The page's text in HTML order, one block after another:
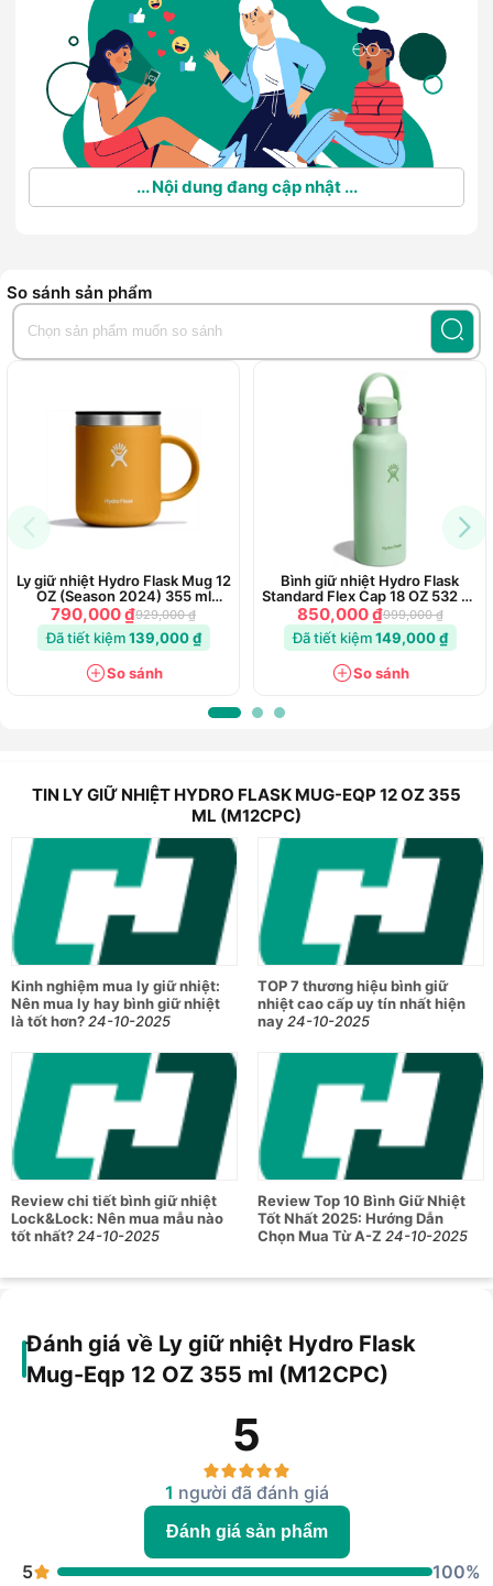
... Nội dung đang cập nhật ...
So sánh sản phẩm
Ly giữ nhiệt Hydro Flask Mug 12
OZ (Season 2024) 355 ml
(M12CP)
790,000 ₫929,000 ₫
Đã tiết kiệm139,000 ₫
So sánh
Bình giữ nhiệt Hydro Flask
Standard Flex Cap 18 OZ 532 ml
Season 2025
850,000 ₫999,000 ₫
Đã tiết kiệm149,000 ₫
So sánh
TIN LY GIỮ NHIỆT HYDRO FLASK MUG-EQP 12 OZ 355
ML (M12CPC)
Kinh nghiệm mua ly giữ nhiệt:
Nên mua ly hay bình giữ nhiệt
là tốt hơn?24-10-2025
TOP 7 thương hiệu bình giữ
nhiệt cao cấp uy tín nhất hiện
nay24-10-2025
Review chi tiết bình giữ nhiệt
Lock&Lock: Nên mua mẫu nào
tốt nhất?24-10-2025
Review Top 10 Bình Giữ Nhiệt
Tốt Nhất 2025: Hướng Dẫn
Chọn Mua Từ A-Z 24-10-2025
Đánh giá về Ly giữ nhiệt Hydro Flask
Mug-Eqp 12 OZ 355 ml (M12CPC)
5
1 người đã đánh giá
Đánh giá sản phẩm
5
100%